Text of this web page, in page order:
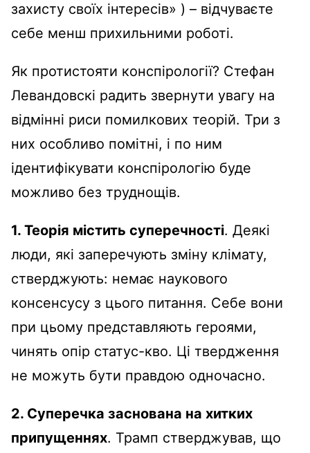
захисту своїх інтересів» ) – відчуваєте
себе менш прихильними роботі.
Як протистояти конспірології? Стефан
Левандовскі радить звернути увагу на
відмінні риси помилкових теорій. Три з
них особливо помітні, і по ним
ідентифікувати конспірологію буде
можливо без труднощів.
1. Теорія містить суперечності. Деякі
люди, які заперечують зміну клімату,
стверджують: немає наукового
консенсусу з цього питання. Себе вони
при цьому представляють героями,
чинять опір статус-кво. Ці твердження
не можуть бути правдою одночасно.
2. Суперечка заснована на хитких
припущеннях. Трамп стверджував, що